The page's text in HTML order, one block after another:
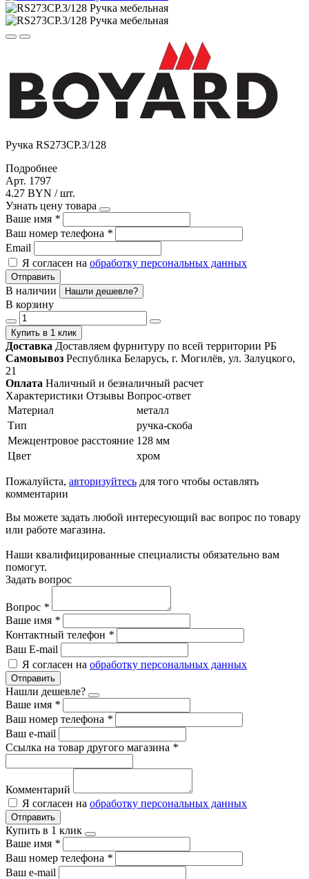
Ручка RS273CP.3/128
Подробнее
Арт. 1797
4.27 BYN / шт.
Узнать цену товара
Ваше имя *
Ваш номер телефона *
Email
Я согласен на обработку персональных данных
Отправить
В наличии Нашли дешевле?
В корзину
Купить в 1 клик
Доставка Доставляем фурнитуру по всей территории РБ
Самовывоз Республика Беларусь, г. Могилёв, ул. Залуцкого,
21
Оплата Наличный и безналичный расчет
Характеристики Отзывы Вопрос-ответ
Материал
металл
Тип
ручка-скоба
Межцентровое расстояние 128 мм
Цвет
хром
Пожалуйста, авторизуйтесь для того чтобы оставлять
комментарии
Вы можете задать любой интересующий вас вопрос по товару
или работе магазина.
Наши квалифицированные специалисты обязательно вам
помогут.
Задать вопрос
Вопрос *
Ваше имя *
Контактный телефон *
Ваш E-mail
Я согласен на обработку персональных данных
Отправить
Нашли дешевле?
Ваше имя *
Ваш номер телефона *
Ваш e-mail
Ссылка на товар другого магазина *
Комментарий
Я согласен на обработку персональных данных
Отправить
Купить в 1 клик
Ваше имя *
Ваш номер телефона *
Ваш e-mail